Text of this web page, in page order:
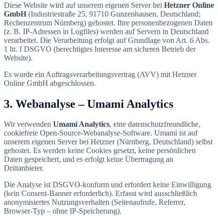
Diese Website wird auf unserem eigenen Server bei Hetzner Online
GmbH (Industriestraße 25, 91710 Gunzenhausen, Deutschland;
Rechenzentrum Nürnberg) gehostet. Ihre personenbezogenen Daten
(z. B. IP-Adressen in Logfiles) werden auf Servern in Deutschland
verarbeitet. Die Verarbeitung erfolgt auf Grundlage von Art. 6 Abs.
1 lit. f DSGVO (berechtigtes Interesse am sicheren Betrieb der
Website).
Es wurde ein Auftragsverarbeitungsvertrag (AVV) mit Hetzner
Online GmbH abgeschlossen.
3. Webanalyse – Umami Analytics
Wir verwenden Umami Analytics, eine datenschutzfreundliche,
cookiefreie Open-Source-Webanalyse-Software. Umami ist auf
unserem eigenen Server bei Hetzner (Nürnberg, Deutschland) selbst
gehostet. Es werden keine Cookies gesetzt, keine persönlichen
Daten gespeichert, und es erfolgt keine Übertragung an
Drittanbieter.
Die Analyse ist DSGVO-konform und erfordert keine Einwilligung
(kein Consent-Banner erforderlich). Erfasst wird ausschließlich
anonymisiertes Nutzungsverhalten (Seitenaufrufe, Referrer,
Browser-Typ – ohne IP-Speicherung).